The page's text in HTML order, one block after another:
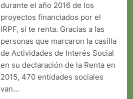
durante el año 2016 de los
proyectos financiados por el
IRPF, sí te renta. Gracias a las
personas que marcaron la casilla
de Actividades de Interés Social
en su declaración de la Renta en
2015, 470 entidades sociales
van…